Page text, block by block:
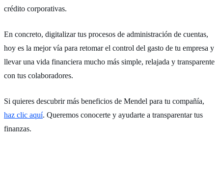
crédito corporativas.
En concreto, digitalizar tus procesos de administración de cuentas,
hoy es la mejor vía para retomar el control del gasto de tu empresa y
llevar una vida financiera mucho más simple, relajada y transparente
con tus colaboradores.
Si quieres descubrir más beneficios de Mendel para tu compañía,
haz clic aquí. Queremos conocerte y ayudarte a transparentar tus
finanzas.